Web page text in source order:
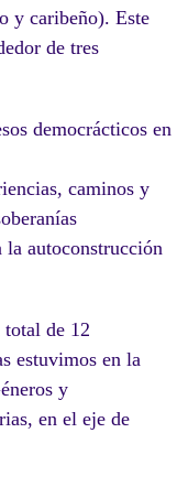
y caribeño). Este
de tres
democrácticos en
caminos y
la autoconstrucción
total de 12
estuvimos en la
y
en el eje de